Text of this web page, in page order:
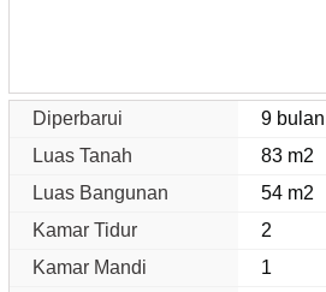
Diperbarui
9
Luas Tanah
83 m2
Luas Bangunan
54 m2
Kamar Tidur
2
Kamar Mandi
1